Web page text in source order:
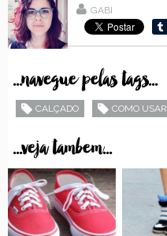
GABI
...navegue pelas tags...
CALÇADO COMO USAR
...veja tambem...